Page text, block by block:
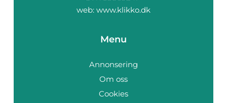
web: www.klikko.dk
Menu
Annonsering
Om oss
Cookies